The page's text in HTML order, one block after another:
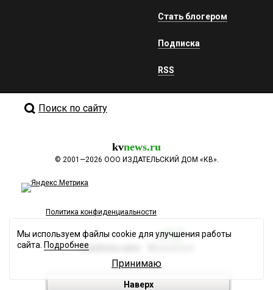
Стать блогером
Подписка
RSS
Поиск по сайту
kvnews.ru
© 2001—2026 ООО ИЗДАТЕЛЬСКИЙ ДОМ «КВ».
Политика конфиденциальности
Разработка сайта
Наверх
Мы используем файлы cookie для улучшения работы
сайта. Подробнее
Принимаю